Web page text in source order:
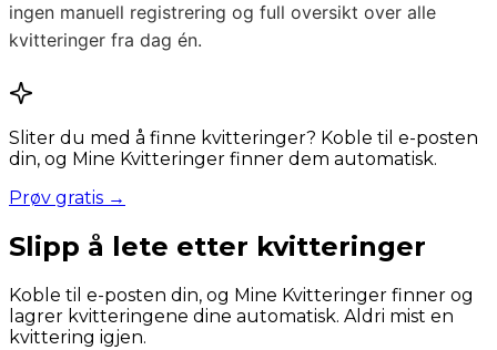
ingen manuell registrering og full oversikt over alle
kvitteringer fra dag én.
Sliter du med å finne kvitteringer? Koble til e-posten
din, og Mine Kvitteringer finner dem automatisk.
Prøv gratis →
Slipp å lete etter kvitteringer
Koble til e-posten din, og Mine Kvitteringer finner og
lagrer kvitteringene dine automatisk. Aldri mist en
kvittering igjen.